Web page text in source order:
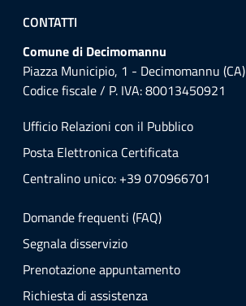
CONTATTI
Comune di Decimomannu
Piazza Municipio, 1 - Decimomannu (CA)
Codice fiscale / P. IVA: 80013450921
Ufficio Relazioni con il Pubblico
Posta Elettronica Certificata
Centralino unico: +39 070966701
Domande frequenti (FAQ)
Segnala disservizio
Prenotazione appuntamento
Richiesta di assistenza